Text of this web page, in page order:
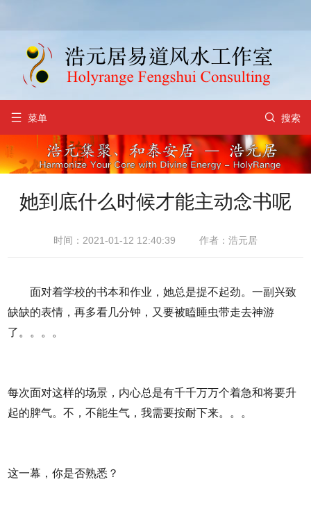
 菜单  搜索
她到底什么时候才能主动念书呢
时间：2021-01-12 12:40:39 作者：浩元居
面对着学校的书本和作业，她总是提不起劲。一副兴致
缺缺的表情，再多看几分钟，又要被瞌睡虫带走去神游
了。。。。
每次面对这样的场景，内心总是有千千万万个着急和将要升
起的脾气。不，不能生气，我需要按耐下来。。。
这一幕，你是否熟悉？